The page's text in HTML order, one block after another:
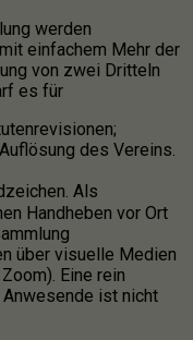
werden
einfachem Mehr der
von zwei Dritteln
es für
des Vereins.
Als
Handheben vor Ort
über visuelle Medien
Eine rein
ist nicht